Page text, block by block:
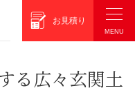
お見積り
る広々玄関土